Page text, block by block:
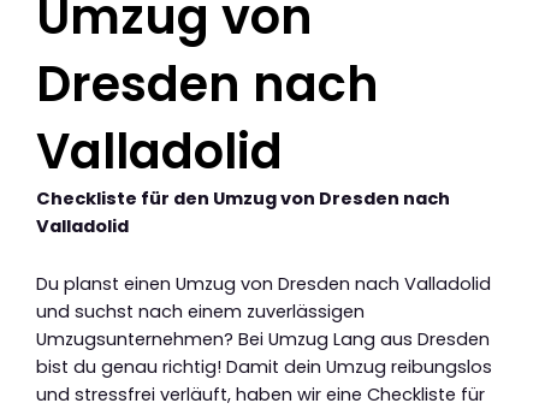
Umzug von
Dresden nach
Valladolid
Checkliste für den Umzug von Dresden nach
Valladolid
Du planst einen Umzug von Dresden nach Valladolid
und suchst nach einem zuverlässigen
Umzugsunternehmen? Bei Umzug Lang aus Dresden
bist du genau richtig! Damit dein Umzug reibungslos
und stressfrei verläuft, haben wir eine Checkliste für